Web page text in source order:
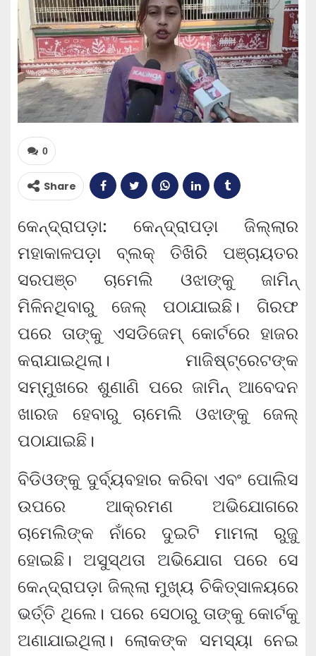
0
Share
କେନ୍ଦ୍ରାପଡ଼ା: କେନ୍ଦ୍ରାପଡ଼ା ଜିଲ୍ଲାର
ମହାକାଳପଡ଼ା ବ୍ଲକ୍ ତିଖିରି ପଞ୍ଚାୟତର
ସରପଞ୍ଚ ଚାମେଲି ଓଝାଙ୍କୁ ଜାମିନ୍
ମିଳିନଥିବାରୁ ଜେଲ୍ ପଠାଯାଇଛି। ଗିରଫ
ପରେ ତାଙ୍କୁ ଏସଡିଜେମ୍ କୋର୍ଟରେ ହାଜର
କରାଯାଇଥିଲା। ମାଜିଷ୍ଟ୍ରେଟଙ୍କ
ସମ୍ମୁଖରେ ଶୁଣାଣି ପରେ ଜାମିନ୍ ଆବେଦନ
ଖାରଜ ହେବାରୁ ଚାମେଲି ଓଝାଙ୍କୁ ଜେଲ୍
ପଠାଯାଇଛି।
ବିଡିଓଙ୍କୁ ଦୁର୍ବ୍ୟବହାର କରିବା ଏବଂ ପୋଲିସ
ଉପରେ ଆକ୍ରମଣ ଅଭିଯୋଗରେ
ଚାମେଲିଙ୍କ ନାଁରେ ଦୁଇଟି ମାମଲା ରୁଜୁ
ହୋଇଛି। ଅସୁସ୍ଥତା ଅଭିଯୋଗ ପରେ ସେ
କେନ୍ଦ୍ରାପଡ଼ା ଜିଲ୍ଲା ମୁଖ୍ୟ ଚିକିତ୍ସାଳୟରେ
ଭର୍ତ୍ତି ଥିଲେ। ପରେ ସେଠାରୁ ତାଙ୍କୁ କୋର୍ଟକୁ
ଅଣାଯାଇଥିଲା। ଲୋକଙ୍କ ସମସ୍ୟା ନେଇ